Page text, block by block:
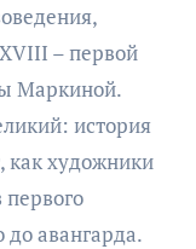
– первой
Маркиной.
история
как художники
до авангарда.